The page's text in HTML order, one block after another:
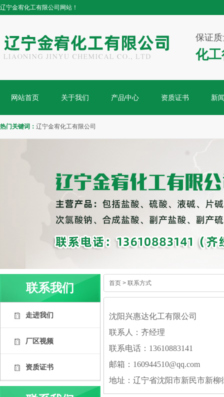
辽宁金宥化工有限公司网站！
保证
化
网站首页 关于我们 产品中心 资质证书 新
热门关键词： 辽宁金宥化工有限公司
首页 > 联系方式
沈阳兴惠达化工有限公司
联系人：齐经理
联系电话： 13610883141
邮箱： 160944510@qq.com
地址： 辽宁省沈阳市新民市新柳
联系我们
走进我们
厂区视频
资质证书